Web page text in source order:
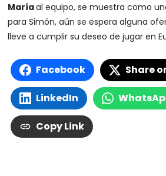
Maríaal equipo, se muestra como
para Simón, aún se espera alguna
lleve a cumplir su deseo de jugar en
Facebook Share
LinkedIn
Copy Link